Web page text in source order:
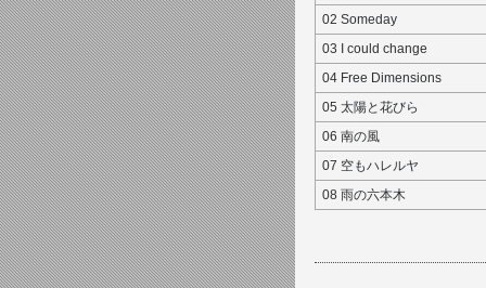
02 Someday
03 I could change
04 Free Dimensions
05 太陽と花びら
06 南の風
07 空もハレルヤ
08 雨の六本木